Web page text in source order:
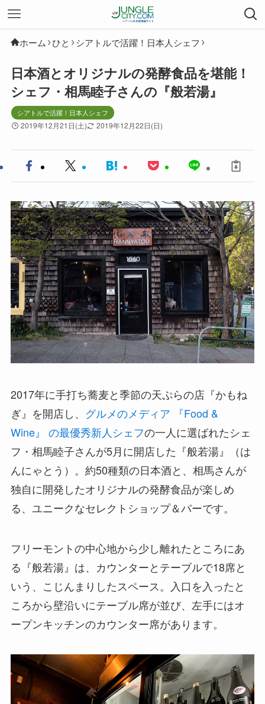
ホーム ひと シアトルで活躍！日本人シェフ
日本酒とオリジナルの発酵食品を堪能！
シェフ・相馬睦子さんの『般若湯』
シアトルで活躍！日本人シェフ
2019年12月21日(土) 2019年12月22日(日)
2017年に手打ち蕎麦と季節の天ぷらの店『かもね
ぎ』を開店し、 グルメのメディア 『Food &
Wine』 の最優秀新人シェフの一人に選ばれたシェ
フ・相馬睦子さんが5月に開店した『般若湯』（は
んにゃとう）。約50種類の日本酒と、相馬さんが
独自に開発したオリジナルの発酵食品が楽しめ
る、ユニークなセレクトショップ＆バーです。
フリーモントの中心地から少し離れたところにあ
る『般若湯』は、カウンターとテーブルで18席と
いう、こじんまりしたスペース。入口を入ったと
ころから壁沿いにテーブル席が並び、左手にはオ
ープンキッチンのカウンター席があります。